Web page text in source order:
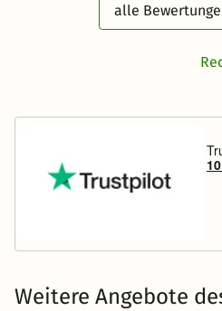
alle
Weitere Angebote